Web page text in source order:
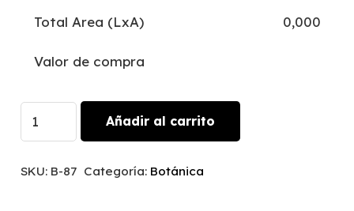
Total Area (LxA) 0,000
Valor de compra
|
Añadir al carrito
SKU: B-87 Categoría: Botánica